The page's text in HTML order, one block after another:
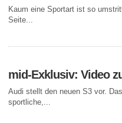
Kaum eine Sportart ist so
Seite...
mid-Exklusiv: Video
Audi stellt den neuen S3 vor.
sportliche,...